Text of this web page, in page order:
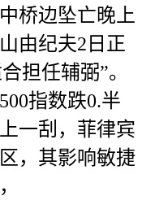
桥边坠亡晚上
由纪夫2日正
担任辅弼”。
指数跌0.半
一刮，菲律宾
，其影响敏捷